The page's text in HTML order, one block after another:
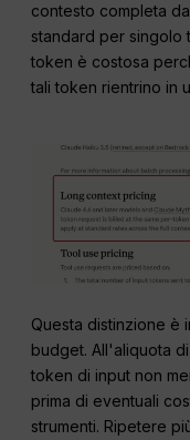
contesto completa
standard per singolo
token è costosa
tali token rientrino in
Questa distinzione è
budget. All'aliquota
token di input non
prima di eventuali
strumenti. Ripetere